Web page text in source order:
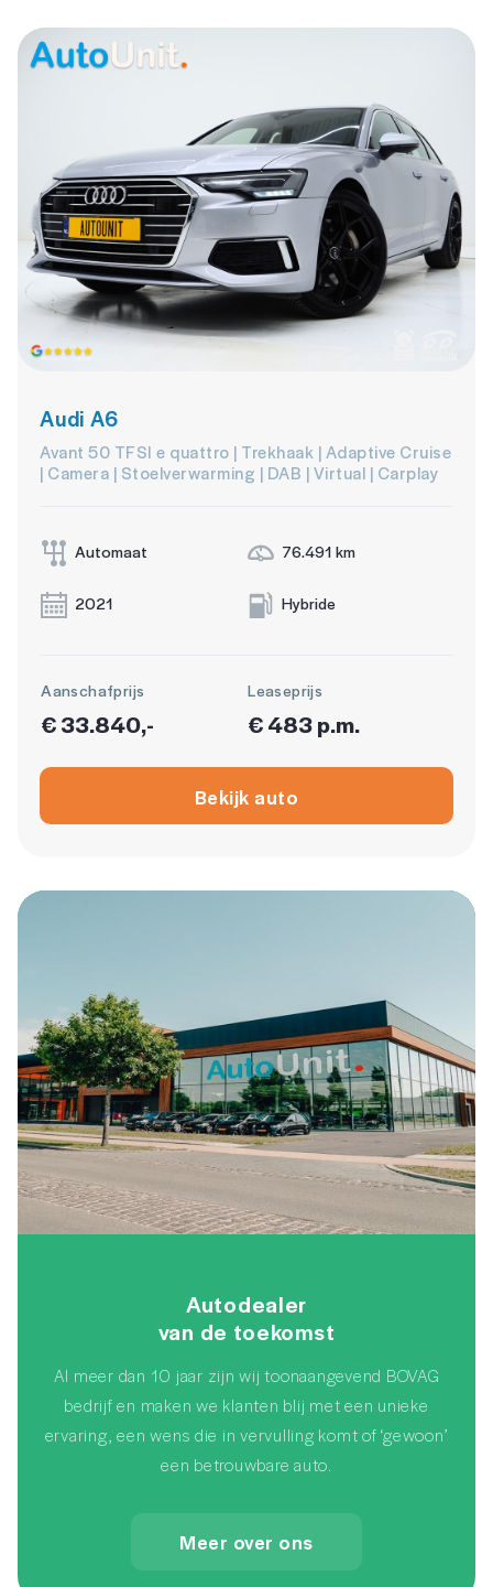
Audi A6
Avant 50 TFSI e quattro | Trekhaak | Adaptive Cruise
| Camera | Stoelverwarming | DAB | Virtual | Carplay
Automaat 76.491 km
2021 Hybride
Aanschafprijs
€ 33.840,-
Leaseprijs
€ 483 p.m.
Bekijk auto
Autodealer
van de toekomst
Al meer dan 10 jaar zijn wij toonaangevend BOVAG
bedrijf en maken we klanten blij met een unieke
ervaring, een wens die in vervulling komt of ‘gewoon’
een betrouwbare auto.
Meer over ons